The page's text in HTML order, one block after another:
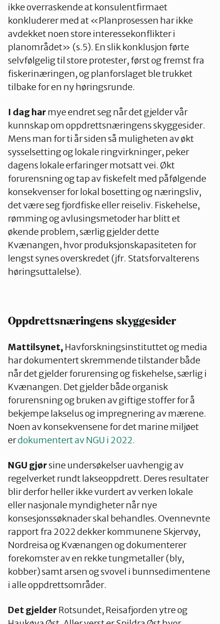
ikke overraskende at konsulentfirmaet
konkluderer med at «Planprosessen har ikke
avdekket noen store interessekonflikter i
planområdet» (s.5). En slik konklusjon førte
selvfølgelig til store protester, først og fremst fra
fiskerinæringen, og planforslaget ble trukket
tilbake for en ny høringsrunde.
I dag har mye endret seg når det gjelder vår
kunnskap om oppdrettsnæringens skyggesider.
Mens man for ti år siden så muligheten av økt
sysselsetting og lokale ringvirkninger, peker
dagens lokale erfaringer motsatt vei. Økt
forurensning og tap av fiskefelt med påfølgende
konsekvenser for lokal bosetting og næringsliv,
det være seg fjordfiske eller reiseliv. Fiskehelse,
rømming og avlusingsmetoder har blitt et
økende problem, særlig gjelder dette
Kvænangen, hvor produksjonskapasiteten for
lengst synes overskredet (jfr. Statsforvalterens
høringsuttalelse).
Oppdrettsnæringens skyggesider
Mattilsynet, Havforskningsinstituttet og media
har dokumentert skremmende tilstander både
når det gjelder forurensing og fiskehelse, særlig i
Kvænangen. Det gjelder både organisk
forurensning og bruken av giftige stoffer for å
bekjempe lakselus og impregnering av mærene.
Noen av konsekvensene for det marine miljøet
erdokumentert av NGU i 2022.
NGU gjørsine undersøkelser uavhengig av
regelverket rundt lakseoppdrett. Deres resultater
blir derfor heller ikke vurdert av verken lokale
eller nasjonale myndigheter når nye
konsesjonssøknader skal behandles. Ovennevnte
rapport fra 2022 dekker kommunene Skjervøy,
Nordreisa og Kvænangen og dokumenterer
forekomster av en rekke tungmetaller (bly,
kobber) samt arsen og svovel i bunnsedimentene
i alle oppdrettsområder.
Det gjelder Rotsundet, Reisafjorden ytre og